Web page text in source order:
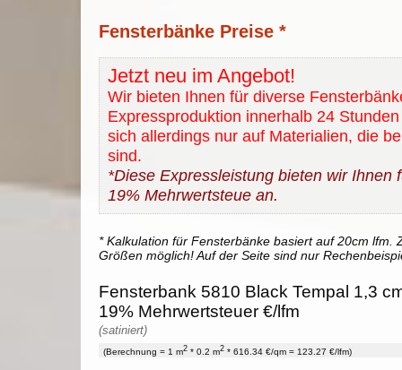
Fensterbänke Preise *
Jetzt neu im Angebot!
Wir bieten Ihnen für diverse
Expressproduktion innerhalb 24
sich allerdings nur auf Materialien, die
sind.
*Diese Expressleistung bieten wir Ihnen
19% Mehrwertsteue an.
* Kalkulation für Fensterbänke basiert auf 20cm lfm.
Größen möglich! Auf der Seite sind nur
Fensterbank 5810 Black Tempal 1,3
19% Mehrwertsteuer €/lfm
(satiniert)
(Berechnung = 1 m2 * 0.2 m2 * 616.34 €/qm = 123.27 €/lfm)